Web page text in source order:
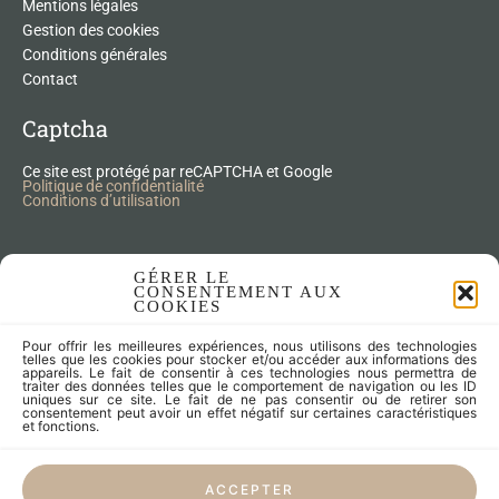
GÉRER LE
CONSENTEMENT AUX
COOKIES
Pour offrir les meilleures expériences, nous utilisons des technologies
telles que les cookies pour stocker et/ou accéder aux informations des
appareils. Le fait de consentir à ces technologies nous permettra de
traiter des données telles que le comportement de navigation ou les ID
uniques sur ce site. Le fait de ne pas consentir ou de retirer son
consentement peut avoir un effet négatif sur certaines caractéristiques
et fonctions.
ACCEPTER
Mentions légales
Gestion des cookies
Conditions générales
Contact
Captcha
Ce site est protégé par reCAPTCHA et Google
Politique de confidentialité
Conditions d’utilisation
Nos Produits Upcycling
Articles zéro déchet
Fleurs séchées
Lampes
Meubles
Objets